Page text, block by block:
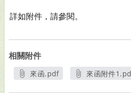
詳如附件，請參閱。
相關附件
來函.pdf
來函附件